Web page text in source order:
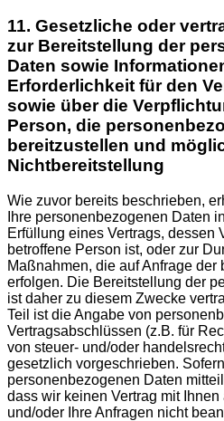
11. Gesetzliche oder
zur Bereitstellung der
Daten sowie
Erforderlichkeit für den
sowie über die
Person, die
bereitzustellen und
Nichtbereitstellung
Wie zuvor bereits beschrieben,
Ihre personenbezogenen Daten
Erfüllung eines Vertrags, dessen
betroffene Person ist, oder zur
Maßnahmen, die auf Anfrage der
erfolgen. Die Bereitstellung der
ist daher zu diesem Zwecke
Teil ist die Angabe von
Vertragsabschlüssen (z.B. für
von steuer- und/oder
gesetzlich vorgeschrieben.
personenbezogenen Daten
dass wir keinen Vertrag mit
und/oder Ihre Anfragen nicht